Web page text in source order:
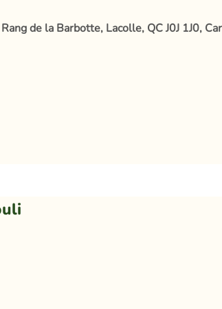
de la Barbotte, Lacolle, QC J0J 1J0,